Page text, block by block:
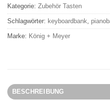
Kategorie: Zubehör Tasten
Schlagwörter: keyboardbank,
Marke: König + Meyer
BESCHREIBUNG